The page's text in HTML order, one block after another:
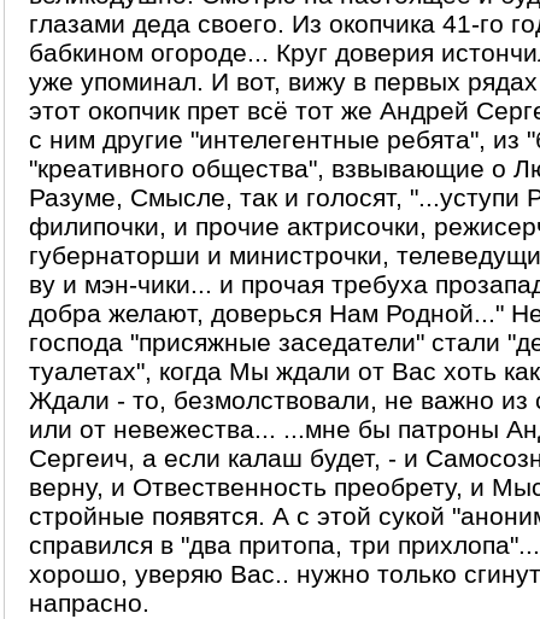
глазами деда своего. Из окопчика 41-го
бабкином огороде... Круг доверия
уже упоминал. И вот, вижу в первых
этот окопчик прет всё тот же Андрей
с ним другие "интелегентные ребята", из
"креативного общества", взвывающие о
Разуме, Смысле, так и голосят, "...уступи
филипочки, и прочие актрисочки,
губернаторши и министрочки,
ву и мэн-чики... и прочая требуха
добра желают, доверься Нам Родной..."
господа "присяжные заседатели" стали
туалетах", когда Мы ждали от Вас хоть
Ждали - то, безмолствовали, не важно из
или от невежества... ...мне бы патроны
Сергеич, а если калаш будет, - и
верну, и Отвественность преобрету, и
стройные появятся. А с этой сукой
справился в "два притопа, три
хорошо, уверяю Вас.. нужно только
напрасно.